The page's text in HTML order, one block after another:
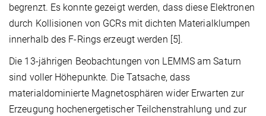
begrenzt. Es konnte gezeigt werden, dass diese Elektronen
durch Kollisionen von GCRs mit dichten Materialklumpen
innerhalb des F-Rings erzeugt werden [5].
Die 13-jährigen Beobachtungen von LEMMS am Saturn
sind voller Höhepunkte. Die Tatsache, dass
materialdominierte Magnetosphären wider Erwarten zur
Erzeugung hochenergetischer Teilchenstrahlung und zur